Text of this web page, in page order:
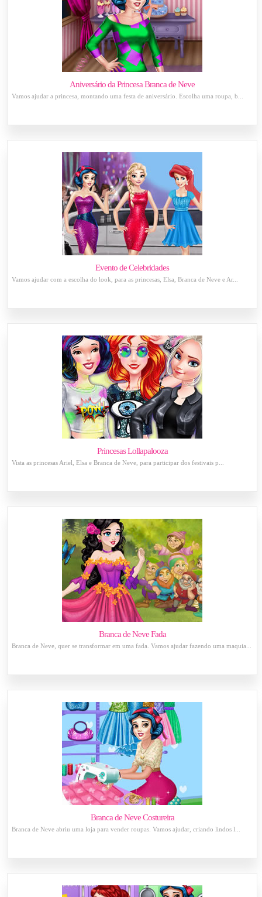
Aniversário da Princesa Branca de Neve
Vamos ajudar a princesa, montando uma festa de aniversário. Escolha uma roupa, b...
Evento de Celebridades
Vamos ajudar com a escolha do look, para as princesas, Elsa, Branca de Neve e Ar...
Princesas Lollapalooza
Vista as princesas Ariel, Elsa e Branca de Neve, para participar dos festivais p...
Branca de Neve Fada
Branca de Neve, quer se transformar em uma fada. Vamos ajudar fazendo uma maquia...
Branca de Neve Costureira
Branca de Neve abriu uma loja para vender roupas. Vamos ajudar, criando lindos l...